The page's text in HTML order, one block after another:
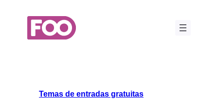
contenido
Temas de entradas gratuitas